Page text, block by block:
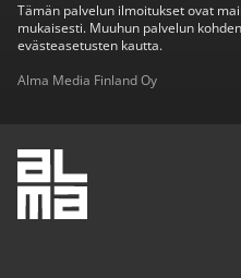
Tämän palvelun ilmoitukset ovat
mukaisesti. Muuhun palvelun
evästeasetusten kautta.
Alma Media Finland Oy